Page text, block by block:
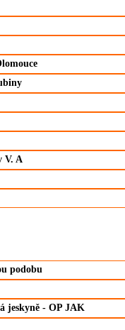
V. A
podobu
jeskyně - OP JAK